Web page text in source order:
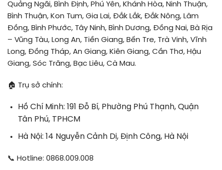
Quảng Ngãi, Bình Định, Phú Yên, Khánh Hòa, Ninh Thuận,
Bình Thuận, Kon Tum, Gia Lai, Đắk Lắk, Đắk Nông, Lâm
Đồng, Bình Phước, Tây Ninh, Bình Dương, Đồng Nai, Bà Rịa
– Vũng Tàu, Long An, Tiền Giang, Bến Tre, Trà Vinh, Vĩnh
Long, Đồng Tháp, An Giang, Kiên Giang, Cần Thơ, Hậu
Giang, Sóc Trăng, Bạc Liêu, Cà Mau.
🏠 Trụ sở chính:
Hồ Chí Minh: 191 Đỗ Bí, Phường Phú Thạnh, Quận
Tân Phú, TPHCM
Hà Nội: 14 Nguyễn Cảnh Dị, Định Công, Hà Nội
📞 Hotline: 0868.009.008